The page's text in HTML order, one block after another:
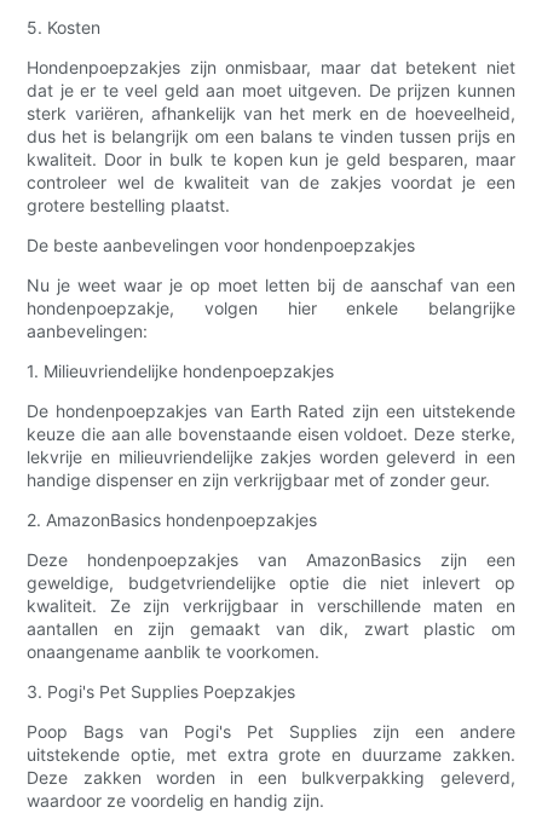
5. Kosten
Hondenpoepzakjes zijn onmisbaar, maar dat betekent niet
dat je er te veel geld aan moet uitgeven. De prijzen kunnen
sterk variëren, afhankelijk van het merk en de hoeveelheid,
dus het is belangrijk om een ​​balans te vinden tussen prijs en
kwaliteit. Door in bulk te kopen kun je geld besparen, maar
controleer wel de kwaliteit van de zakjes voordat je een
grotere bestelling plaatst.
De beste aanbevelingen voor hondenpoepzakjes
Nu je weet waar je op moet letten bij de aanschaf van een
hondenpoepzakje, volgen hier enkele belangrijke
aanbevelingen:
1. Milieuvriendelijke hondenpoepzakjes
De hondenpoepzakjes van Earth Rated zijn een uitstekende
keuze die aan alle bovenstaande eisen voldoet. Deze sterke,
lekvrije en milieuvriendelijke zakjes worden geleverd in een
handige dispenser en zijn verkrijgbaar met of zonder geur.
2. AmazonBasics hondenpoepzakjes
Deze hondenpoepzakjes van AmazonBasics zijn een
geweldige, budgetvriendelijke optie die niet inlevert op
kwaliteit. Ze zijn verkrijgbaar in verschillende maten en
aantallen en zijn gemaakt van dik, zwart plastic om
onaangename aanblik te voorkomen.
3. Pogi's Pet Supplies Poepzakjes
Poop Bags van Pogi's Pet Supplies zijn een andere
uitstekende optie, met extra grote en duurzame zakken.
Deze zakken worden in een bulkverpakking geleverd,
waardoor ze voordelig en handig zijn.